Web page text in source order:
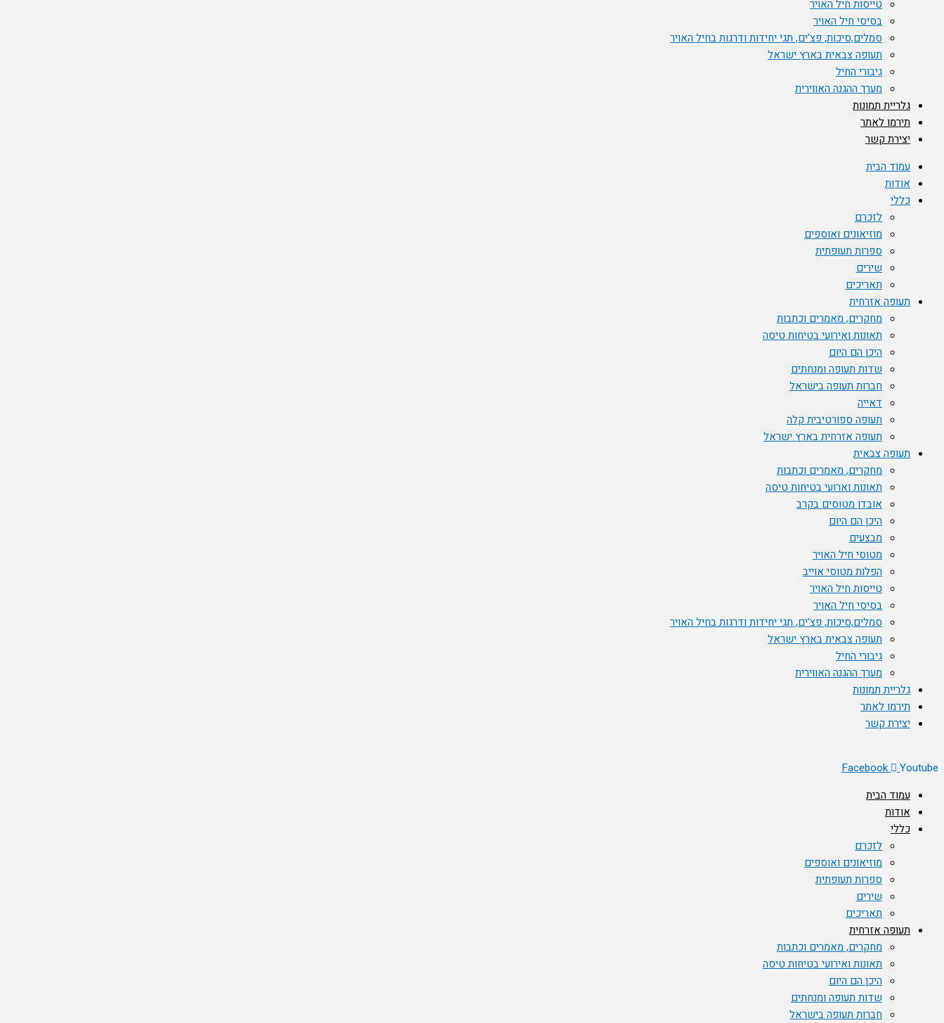
טייסות חיל האויר
בסיסי חיל האויר
סמלים,סיכות, פצ'ים, תגי יחידות ודרגות בחיל האויר
תעופה צבאית בארץ ישראל
גיבורי החיל
מערך ההגנה האווירית
גלריית תמונות
תירמו לאתר
יצירת קשר
עמוד הבית
אודות
כללי
לזכרם
מוזיאונים ואוספים
ספרות תעופתית
שירים
תאריכים
תעופה אזרחית
מחקרים, מאמרים וכתבות
תאונות ואירועי בטיחות טיסה
היכן הם היום
שדות תעופה ומנחתים
חברות תעופה בישראל
דאייה
תעופה ספורטיבית קלה
תעופה אזרחית בארץ ישראל
תעופה צבאית
מחקרים, מאמרים וכתבות
תאונות וארועי בטיחות טיסה
אובדן מטוסים בקרב
היכן הם היום
מבצעים
מטוסי חיל האויר
הפלות מטוסי אוייב
טייסות חיל האויר
בסיסי חיל האויר
סמלים,סיכות, פצ'ים, תגי יחידות ודרגות בחיל האויר
תעופה צבאית בארץ ישראל
גיבורי החיל
מערך ההגנה האווירית
גלריית תמונות
תירמו לאתר
יצירת קשר
Facebook
Youtube
עמוד הבית
אודות
כללי
לזכרם
מוזיאונים ואוספים
ספרות תעופתית
שירים
תאריכים
תעופה אזרחית
מחקרים, מאמרים וכתבות
תאונות ואירועי בטיחות טיסה
היכן הם היום
שדות תעופה ומנחתים
חברות תעופה בישראל